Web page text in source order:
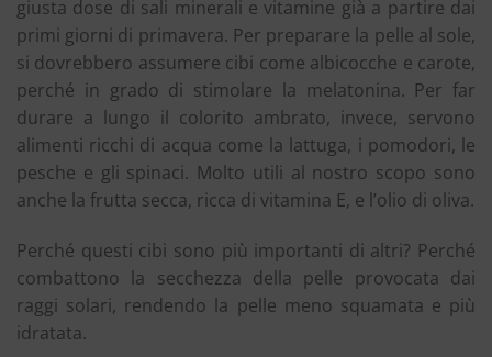
giusta dose di sali minerali e vitamine già a partire dai
primi giorni di primavera. Per preparare la pelle al sole,
si dovrebbero assumere cibi come albicocche e carote,
perché in grado di stimolare la melatonina. Per far
durare a lungo il colorito ambrato, invece, servono
alimenti ricchi di acqua come la lattuga, i pomodori, le
pesche e gli spinaci. Molto utili al nostro scopo sono
anche la frutta secca, ricca di vitamina E, e l’olio di oliva.
Perché questi cibi sono più importanti di altri? Perché
combattono la secchezza della pelle provocata dai
raggi solari, rendendo la pelle meno squamata e più
idratata.